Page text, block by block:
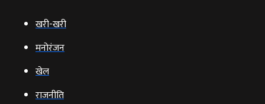
खरी-खरी
मनोरंजन
खेल
राजनीति